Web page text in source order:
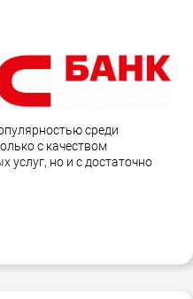
среди
с качеством
услуг, но и с достаточно